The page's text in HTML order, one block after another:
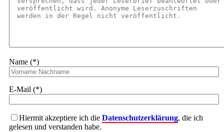
Name (*)
E-Mail (*)
Hiermit akzeptiere ich die Datenschutzerklärung, die ich
gelesen und verstanden habe.